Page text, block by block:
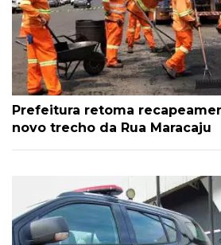
Prefeitura retoma
novo trecho da Rua Maracaju